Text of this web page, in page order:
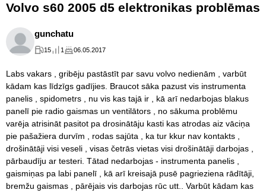
Volvo s60 2005 d5 elektronikas problēmas
gunchatu
15 1 06.05.2017
Labs vakars , gribēju pastāstīt par savu volvo nedienām , varbūt
kādam kas līdzīgs gadījies. Braucot sāka pazust vis instrumenta
panelis , spidometrs , nu vis kas tajā ir , kā arī nedarbojas blakus
panelī pie radio gaismas un ventilātors , no sākuma problēmu
varēja atrisināt pasitot pa drosinātāju kasti kas atrodas aiz vāciņa
pie pašažiera durvīm , rodas sajūta , ka tur kkur nav kontakts ,
drošinātāji visi veseli , visas četrās vietas visi drošinātāji darbojas ,
pārbaudīju ar testeri. Tātad nedarbojas - instrumenta panelis ,
gaismiņas pa labi panelī , kā arī kreisajā pusē pagrieziena rādītāji,
bremžu gaismas , pārējais vis darbojas rūc utt.. Varbūt kādam kas